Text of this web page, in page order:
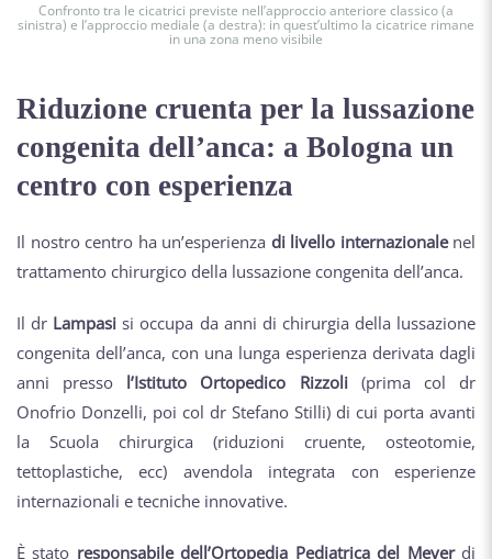
Confronto tra le cicatrici previste nell’approccio anteriore classico (a
sinistra) e l’approccio mediale (a destra): in quest’ultimo la cicatrice rimane
in una zona meno visibile
Riduzione cruenta per la lussazione
congenita dell’anca: a Bologna un
centro con esperienza
Il nostro centro ha un’esperienza di livello internazionalenel
trattamento chirurgico della lussazione congenita dell’anca.
Il dr Lampasi si occupa da anni di chirurgia della lussazione
congenita dell’anca, con una lunga esperienza derivata dagli
anni presso l’Istituto Ortopedico Rizzoli(prima col dr
Onofrio Donzelli, poi col dr Stefano Stilli) di cui porta avanti
la Scuola chirurgica (riduzioni cruente, osteotomie,
tettoplastiche, ecc) avendola integrata con esperienze
internazionali e tecniche innovative.
È stato responsabile dell’Ortopedia Pediatrica del Meyerdi